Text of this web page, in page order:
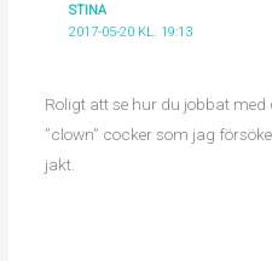
STINA
2017-05-20 KL. 19:13
Roligt att se hur du jobbat
”clown” cocker som jag
jakt.